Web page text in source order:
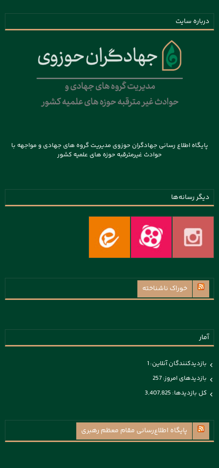
درباره سایت
پایگاه اطلاع رسانی جهادگران حوزوی مدیریت گروه های جهادی و مواجهه با
حوادث غیرمترقبه حوزه های علمیه کشور
دیگر رسانه‌ها
خوراک ناشناخته
آمار
بازدیدکنندگان آنلاین:1
بازدیدهای امروز:257
کل بازدیدها: 3,407,825
پايگاه اطلاع‌رسانی مقام معظم رهبری